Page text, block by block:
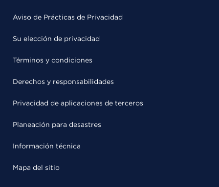
Aviso de Prácticas de Privacidad
Su elección de privacidad
Términos y condiciones
Derechos y responsabilidades
Privacidad de aplicaciones de terceros
Planeación para desastres
Información técnica
Mapa del sitio